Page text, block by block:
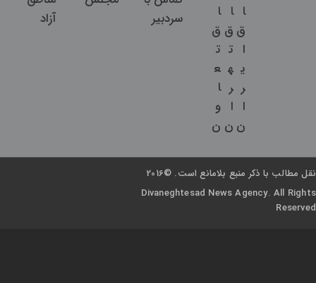
ا
ق
ا
ی
ر
ا
ن
ا
ق
ت
ه
ر
ا
ن
ا
ق
ت
ع
ا
و
ن
سردبیر
آزاد
نقل مطالب با ذکر منبع بلامانع است. ©2016
Divaneghtesad News Agency. All Rights
Reserved